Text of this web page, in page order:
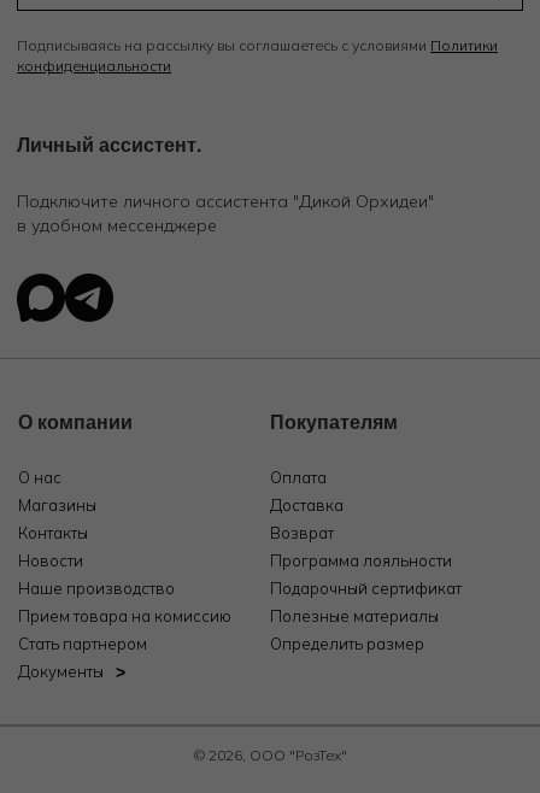
Подписываясь на рассылку вы соглашаетесь с условиями Политики
конфиденциальности
Личный ассистент.
Подключите личного ассистента "Дикой Орхидеи"
в удобном мессенджере
О компании
О нас
Магазины
Контакты
Новости
Наше производство
Прием товара на комиссию
Стать партнером
Документы
Покупателям
Оплата
Доставка
Возврат
Программа лояльности
Подарочный сертификат
Полезные материалы
Определить размер
© 2026, ООО "РозТех"